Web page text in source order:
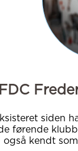
FDC
siden
førende
kendt